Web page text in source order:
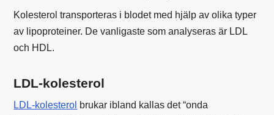
Kolesterol transporteras i blodet med hjälp av olika typer
av lipoproteiner. De vanligaste som analyseras är LDL
och HDL.
LDL-kolesterol
LDL-kolesterol brukar ibland kallas det “onda